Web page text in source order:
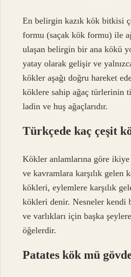
En belirgin kazık kök bitkisi
formu (saçak kök formu) ile
ulaşan belirgin bir ana kökü
yatay olarak gelişir ve
kökler aşağı doğru hareket
köklere sahip ağaç türlerinin
ladin ve huş ağaçlarıdır.
Türkçede kaç çeşit
Kökler anlamlarına göre ikiye
ve kavramlara karşılık gelen
kökleri, eylemlere karşılık
kökleri denir. Nesneler kendi
ve varlıkları için başka
öğelerdir.
Patates kök mü